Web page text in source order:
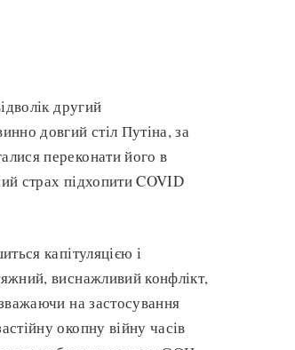
другий
довгий стіл Путіна, за
переконати його в
страх підхопити COVID
капітуляцією і
виснажливий конфлікт,
на застосування
окопну війну часів